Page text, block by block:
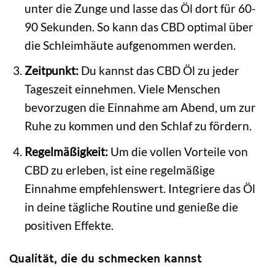
unter die Zunge und lasse das Öl dort für 60-
90 Sekunden. So kann das CBD optimal über
die Schleimhäute aufgenommen werden.
Zeitpunkt: Du kannst das CBD Öl zu jeder
Tageszeit einnehmen. Viele Menschen
bevorzugen die Einnahme am Abend, um zur
Ruhe zu kommen und den Schlaf zu fördern.
Regelmäßigkeit: Um die vollen Vorteile von
CBD zu erleben, ist eine regelmäßige
Einnahme empfehlenswert. Integriere das Öl
in deine tägliche Routine und genieße die
positiven Effekte.
Qualität, die du schmecken kannst